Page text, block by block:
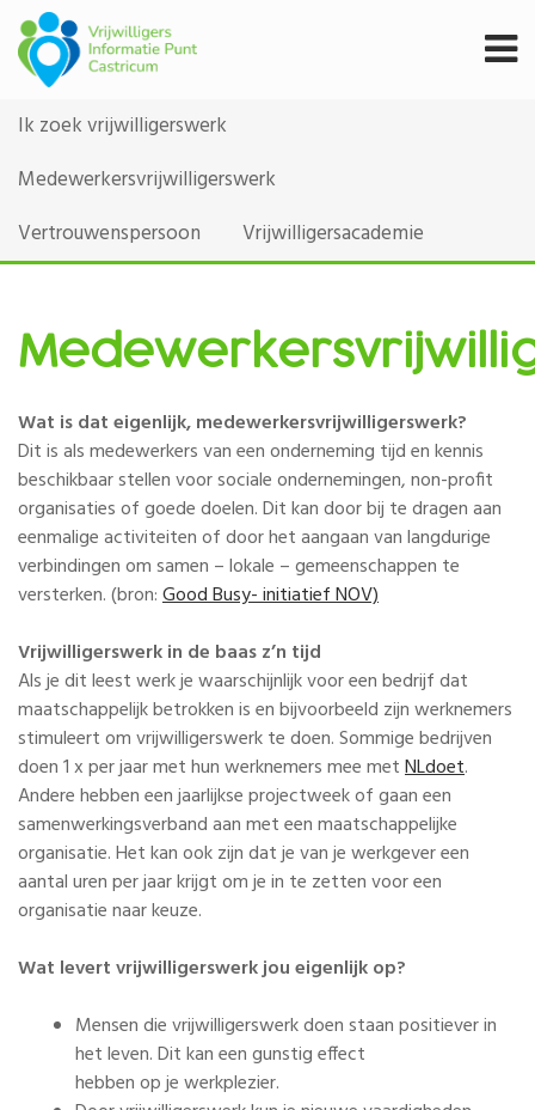
Ik zoek vrijwilligerswerk
Medewerkersvrijwilligerswerk
Vertrouwenspersoon
Vrijwilligersacademie
Wat is dat eigenlijk, medewerkersvrijwilligerswerk?
Dit is als medewerkers van een onderneming tijd en kennis
beschikbaar stellen voor sociale ondernemingen, non-profit
organisaties of goede doelen. Dit kan door bij te dragen aan
eenmalige activiteiten of door het aangaan van langdurige
verbindingen om samen – lokale – gemeenschappen te
versterken. (bron:Good Busy- initiatief NOV)
Vrijwilligerswerk in de baas z’n tijd
Als je dit leest werk je waarschijnlijk voor een bedrijf dat
maatschappelijk betrokken is en bijvoorbeeld zijn werknemers
stimuleert om vrijwilligerswerk te doen. Sommige bedrijven
doen 1 x per jaar met hun werknemers mee metNLdoet.
Andere hebben een jaarlijkse projectweek of gaan een
samenwerkingsverband aan met een maatschappelijke
organisatie. Het kan ook zijn dat je van je werkgever een
aantal uren per jaar krijgt om je in te zetten voor een
organisatie naar keuze.
Wat levert vrijwilligerswerk jou eigenlijk op?
Mensen die vrijwilligerswerk doen staan positiever in
het leven. Dit kan een gunstig effect
hebben op je werkplezier.